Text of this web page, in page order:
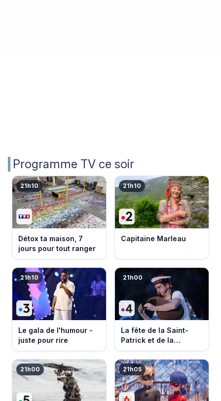
Programme TV ce soir
21h10
Détox ta maison, 7
jours pour tout ranger
21h10
Capitaine Marleau
21h10
Le gala de l'humour -
juste pour rire
21h00
La fête de la Saint-
Patrick et de la
Bretagne
21h00 21h05